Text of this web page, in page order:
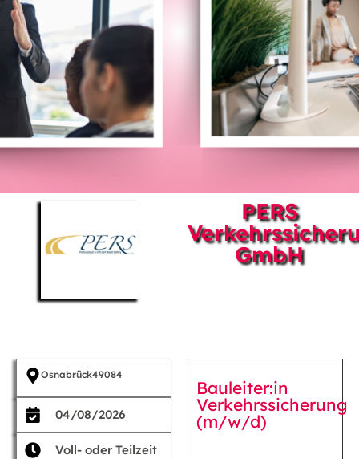
PERS
GmbH
Osnabrück49084
04/08/2026
Voll- oder Teilzeit
Bauleiter:in
Verkehrssicherung
(m/w/d)